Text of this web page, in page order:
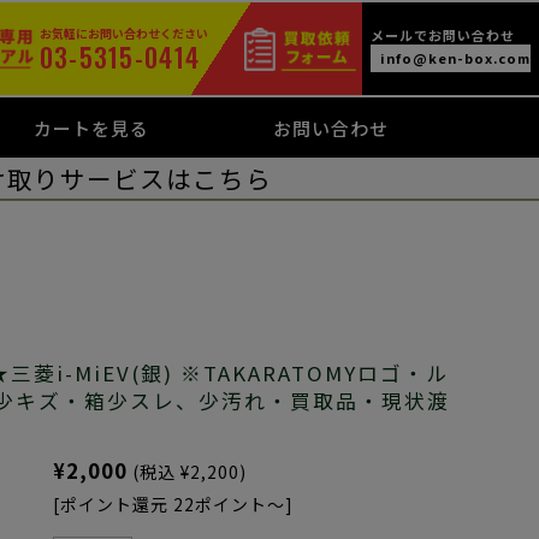
お気軽にお問い合わせください
03-5315-0414
メールでお問い合わせ
info@ken-box.com
カートを見る お問い合わせ
りサービスはこちら
菱i-MiEV(銀) ※TAKARATOMYロゴ・ル
キズ・箱少スレ、少汚れ・買取品・現状渡
¥2,000 (税込 ¥2,200)
[ポイント還元 22ポイント～]